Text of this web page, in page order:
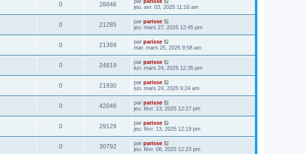
0 28846
jeu. avr. 03, 2025 11:18 am
0 21285 par parisse
jeu. mars 27, 2025 12:45 pm
0 21369 par parisse
mar. mars 25, 2025 9:58 am
0 24819 par parisse
lun. mars 24, 2025 12:35 pm
0 21930 par parisse
lun. mars 24, 2025 9:24 am
0 42046 par parisse
jeu. févr. 13, 2025 12:27 pm
0 29129 par parisse
jeu. févr. 13, 2025 12:19 pm
0 30792 par parisse
jeu. févr. 06, 2025 12:23 pm